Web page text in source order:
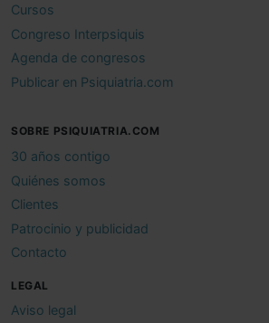
Cursos
Congreso Interpsiquis
Agenda de congresos
Publicar en Psiquiatria.com
SOBRE PSIQUIATRIA.COM
30 años contigo
Quiénes somos
Clientes
Patrocinio y publicidad
Contacto
LEGAL
Aviso legal